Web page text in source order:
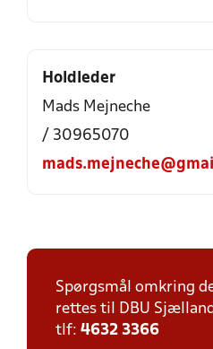
Holdleder
Mads Mejneche
/ 30965070
Spørgsmål omkring
rettes til DBU
tlf: 4632 3366